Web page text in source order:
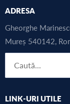
ADRESA
Gheorghe
Mureș 540142,
LINK-URI UTILE